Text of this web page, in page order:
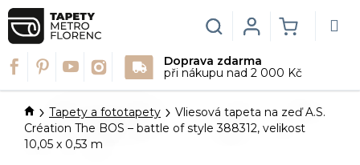
Přejít
na
obsah
Doprava zdarma
při nákupu nad 2 000 Kč
Hledat
KOŠÍK
Login
DomůTapety a fototapety
Vliesová tapeta na zeď A.S.
Création The BOS – battle of style 388312, velikost
10,05 x 0,53 m